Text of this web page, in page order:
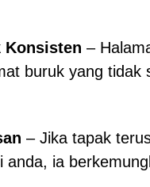
Konsisten –
buruk yang
– Jika tapak
ia